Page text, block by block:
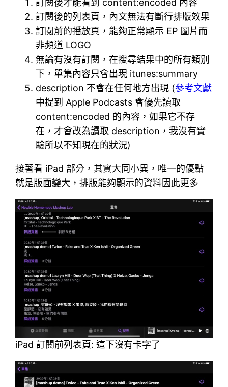
訂閱後才能看到 content:encoded 內容
訂閱後的列表頁，內文無法有斷行排版效果
訂閱前的播放頁，能夠正常顯示 EP 圖片而
非頻道 LOGO
無論有沒有訂閱，在搜尋結果中的所有類別
下，單集內容只會出現 itunes:summary
description 不會在任何地方出現 (參考文獻
中提到 Apple Podcasts 會優先讀取
content:encoded 的內容，如果它不存
在，才會改為讀取 description，我沒有實
驗所以不知現在的狀況)
接著看 iPad 部分，其實大同小異，唯一的優點
就是版面變大，排版能夠顯示的資料因此更多
iPad 訂閱前列表頁: 這下沒有卡字了